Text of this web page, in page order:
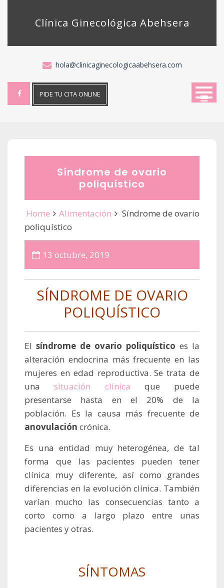
Clínica Ginecológica Abehsera
hola@clinicaginecologicaabehsera.com
PIDE TU CITA ONLINE
Síndrome de ovario
poliquístico
Home Alimentación
Síndrome de ovario
poliquístico
13 octubre, 2019
SÍNDROME DE OVARIO
POLIQUÍSTICO
El síndrome de ovario poliquístico es la
alteración endocrina más frecuente en las
mujeres en edad reproductiva. Se trata de
unasituación clínica que puede
presentarse hasta en el 20% de la
población. Es la causa más frecuente de
anovulación crónica.
Es una entidad muy heterogénea, de tal
forma que las pacientes pueden tener
clínica muy diferente, así como grandes
diferencias en la evolución clínica. También
varían mucho las consecuencias tanto a
corto como a largo plazo entre unas
pacientes y otras.
SÍNTOMAS